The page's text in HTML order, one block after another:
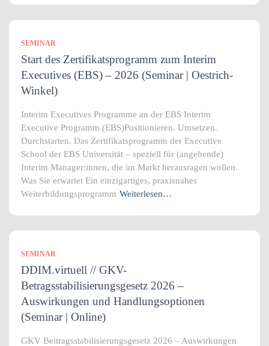
SEMINAR
Start des Zertifikatsprogramm zum Interim
Executives (EBS) – 2026 (Seminar | Oestrich-
Winkel)
Interim Executives Programme an der EBS Interim
Executive Programm (EBS)Positionieren. Umsetzen.
Durchstarten. Das Zertifikatsprogramm der Executive
School der EBS Universität – speziell für (angehende)
Interim Manager:innen, die im Markt herausragen wollen.
Was Sie erwartet Ein einzigartiges, praxisnahes
Weiterbildungsprogramm Weiterlesen…
SEMINAR
DDIM.virtuell // GKV-
Betragsstabilisierungsgesetz 2026 –
Auswirkungen und Handlungsoptionen
(Seminar | Online)
GKV Beitragsstabilisierungsgesetz 2026 – Auswirkungen